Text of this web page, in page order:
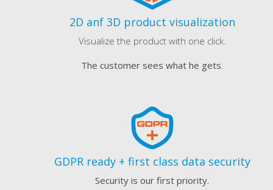
2D anf 3D product visualization
Visualize the product with one click.
The customer sees what he gets.
GDPR ready + first class data security
Security is our first priority.